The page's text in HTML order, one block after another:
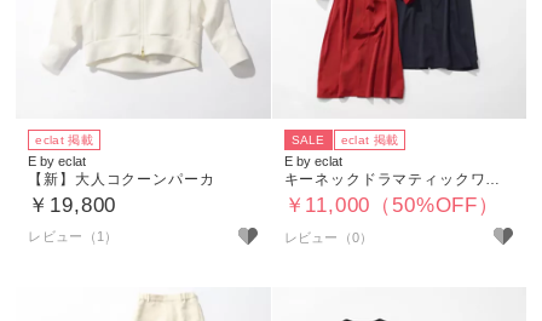
eclat 掲載
E by eclat
【新】大人コクーンパーカ
￥19,800
レビュー（1）
SALE eclat 掲載
E by eclat
キーネックドラマティックワンピース
￥11,000（50%OFF）